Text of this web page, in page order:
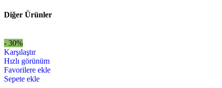
Diğer Ürünler
- 30%
Karşılaştır
Hızlı görünüm
Favorilere ekle
Sepete ekle